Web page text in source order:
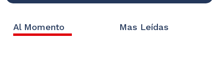
Al Momento Mas Leídas